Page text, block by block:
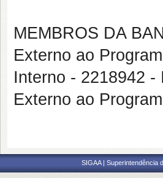
MEMBROS DA
Externo ao
Interno - 2218942 -
Externo ao
SIGAA | Superintendência